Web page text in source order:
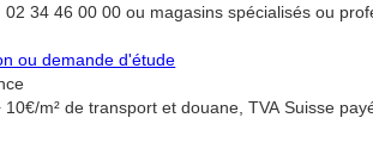
34 46 00 00 ou magasins spécialisés ou
ou demande d'étude
m² de transport et douane, TVA Suisse